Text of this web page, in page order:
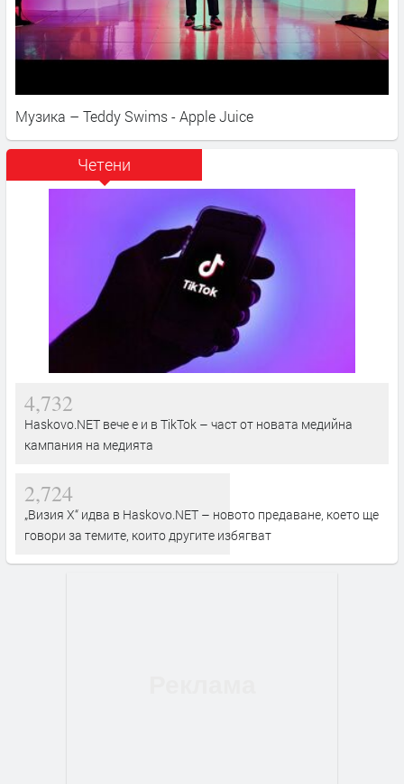
Музика – Teddy Swims - Apple Juice
Четени
4,732
Haskovo.NET вече е и в TikTok – част от новата медийна
кампания на медията
2,724
„Визия Х“ идва в Haskovo.NET – новото предаване, което ще
говори за темите, които другите избягват